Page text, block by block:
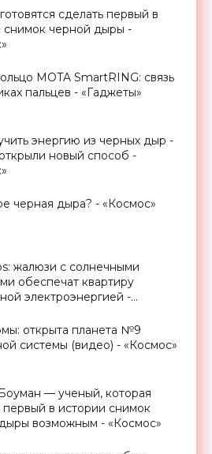
сделать первый в
снимок черной дыры -
MOTA SmartRING: связь
пальцев - «Гаджеты»
энергию из черных дыр -
новый способ -
черная дыра? - «Космос»
жалюзи с солнечными
обеспечат квартиру
электроэнергией -
открыта планета №9
системы (видео) - «Космос»
— ученый, которая
первый в истории снимок
возможным - «Космос»